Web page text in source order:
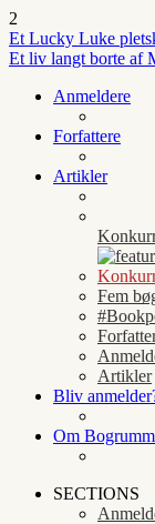
2
Et Lucky Luke
Et liv langt borte af
Anmeldere
Forfattere
Artikler
Fem
Artikler
Bliv
Om
SECTIONS